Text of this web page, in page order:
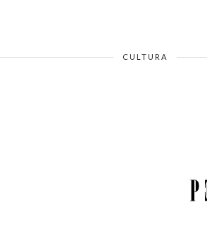
CULTURA